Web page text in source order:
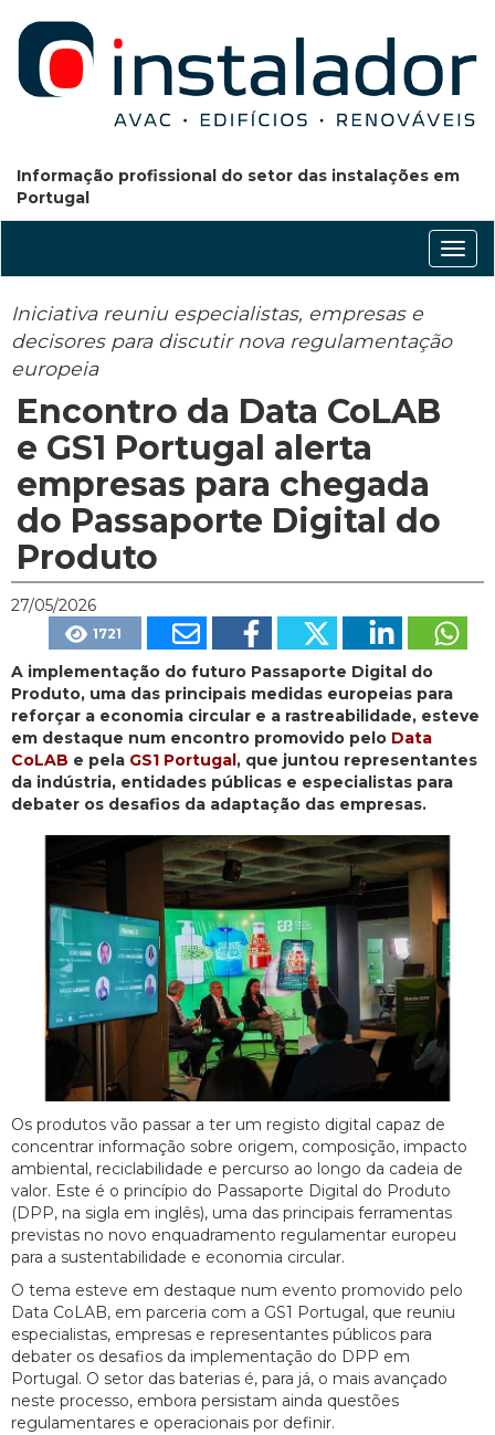
Informação profissional do setor das instalações em
Portugal
Iniciativa reuniu especialistas, empresas e
decisores para discutir nova regulamentação
europeia
Encontro da Data CoLAB
e GS1 Portugal alerta
empresas para chegada
do Passaporte Digital do
Produto
27/05/2026
1721
A implementação do futuro Passaporte Digital do
Produto, uma das principais medidas europeias para
reforçar a economia circular e a rastreabilidade, esteve
em destaque num encontro promovido pelo Data
CoLAB e pela GS1 Portugal, que juntou representantes
da indústria, entidades públicas e especialistas para
debater os desafios da adaptação das empresas.
Os produtos vão passar a ter um registo digital capaz de
concentrar informação sobre origem, composição, impacto
ambiental, reciclabilidade e percurso ao longo da cadeia de
valor. Este é o princípio do Passaporte Digital do Produto
(DPP, na sigla em inglês), uma das principais ferramentas
previstas no novo enquadramento regulamentar europeu
para a sustentabilidade e economia circular.
O tema esteve em destaque num evento promovido pelo
Data CoLAB, em parceria com a GS1 Portugal, que reuniu
especialistas, empresas e representantes públicos para
debater os desafios da implementação do DPP em
Portugal. O setor das baterias é, para já, o mais avançado
neste processo, embora persistam ainda questões
regulamentares e operacionais por definir.